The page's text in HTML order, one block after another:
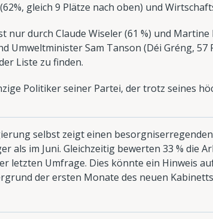
gleich 9 Plätze nach oben) und
nur durch Claude Wiseler (61 %) und
Umweltminister Sam Tanson (Déi Gréng,
Liste zu finden.
Politiker seiner Partei, der trotz seines
selbst zeigt einen
als im Juni. Gleichzeitig bewerten 33 % die
letzten Umfrage. Dies könnte ein Hinweis
der ersten Monate des neuen